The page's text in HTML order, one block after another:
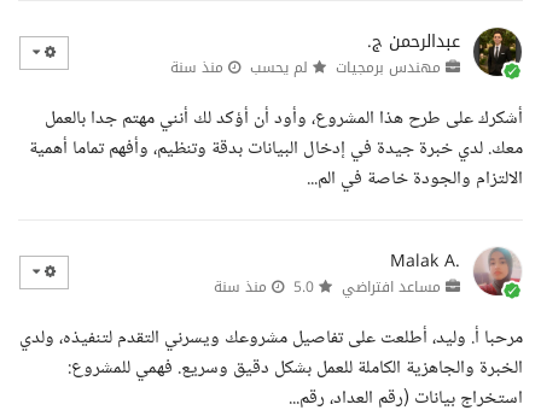
عبدالرحمن ج.
مهندس برمجيات لم يحسب منذ سنة
أشكرك على طرح هذا المشروع، وأود أن أؤكد لك أنني مهتم جدا بالعمل
معك. لدي خبرة جيدة في إدخال البيانات بدقة وتنظيم، وأفهم تماما أهمية
الالتزام والجودة خاصة في الم...
Malak A.
مساعد افتراضي منذ سنة
مرحبا أ. وليد، أطلعت على تفاصيل مشروعك ويسرني التقدم لتنفيذه، ولدي
الخبرة والجاهزية الكاملة للعمل بشكل دقيق وسريع. فهمي للمشروع:
استخراج بيانات (رقم العداد، رقم...